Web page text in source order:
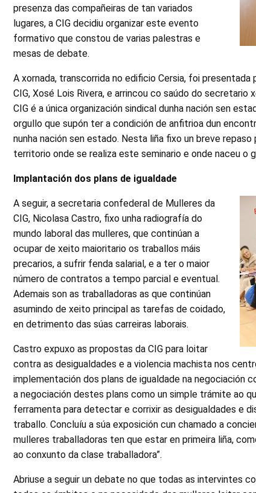
presenza das compañeiras de tan variados
lugares, a CIG decidiu organizar este evento
formativo que constou de varias palestras e
mesas de debate.
A xornada, transcorrida no edificio Cersia, foi
CIG, Xosé Lois Rivera, e arrincou co saúdo do secretario
CIG é a única organización sindical dunha nación sen
orgullo que supón ter a condición de anfitrioa dun
nunha nación sen estado. Nesta liña fixo un breve
territorio onde se realiza este seminario e onde naceu o
Implantación dos plans de igualdade
A seguir, a secretaria confederal de Mulleres da
CIG, Nicolasa Castro, fixo unha radiografía do
mundo laboral das mulleres, que continúan a
ocupar de xeito maioritario os traballos máis
precarios, a sufrir fenda salarial, e a ter o maior
número de contratos a tempo parcial e eventual.
Ademais son as traballadoras as que continúan
asumindo de xeito principal as tarefas de coidado,
en detrimento das súas carreiras laborais.
Castro expuxo as propostas da CIG para loitar
contra as desigualdades e a violencia machista nos
implementación dos plans de igualdade na negociación
a negociación destes plans como un simple trámite ao
ferramenta para detectar e corrixir as desigualdades e
traballo. Concluíu a súa exposición cun chamado a
mulleres traballadoras ten que estar en primeira liña,
ao conxunto da clase traballadora”.
Abriuse a seguir un debate no que todas as intervintes